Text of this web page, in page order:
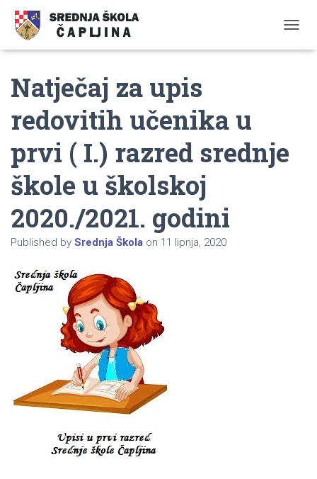
Natječaj za upis
redovitih učenika u
prvi ( I.) razred srednje
škole u školskoj
2020./2021. godini
Published by Srednja Škola on 11 lipnja, 2020